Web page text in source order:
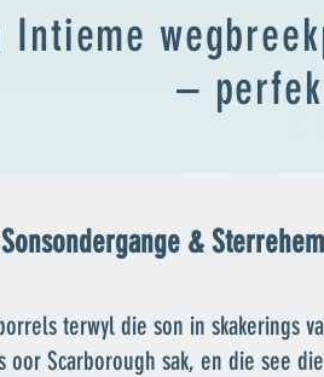
Intieme
–
&
terwyl die son in skakerings
oor Scarborough sak, en die see die